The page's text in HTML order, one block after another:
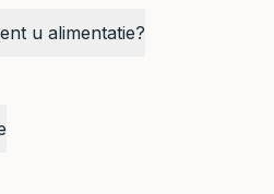
u alimentatie?